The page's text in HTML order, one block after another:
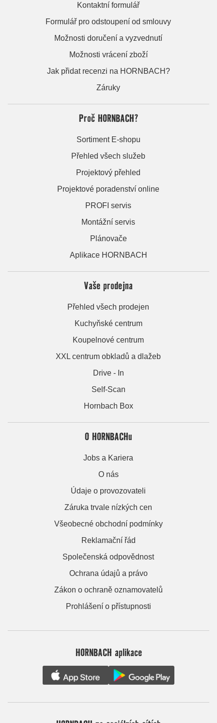
Kontaktní formulář
Formulář pro odstoupení od smlouvy
Možnosti doručení a vyzvednutí
Možnosti vrácení zboží
Jak přidat recenzi na HORNBACH?
Záruky
Proč HORNBACH?
Sortiment E-shopu
Přehled všech služeb
Projektový přehled
Projektové poradenství online
PROFI servis
Montážní servis
Plánovače
Aplikace HORNBACH
Vaše prodejna
Přehled všech prodejen
Kuchyňské centrum
Koupelnové centrum
XXL centrum obkladů a dlažeb
Drive - In
Self-Scan
Hornbach Box
O HORNBACHu
Jobs a Kariera
O nás
Údaje o provozovateli
Záruka trvale nízkých cen
Všeobecné obchodní podmínky
Reklamační řád
Společenská odpovědnost
Ochrana údajů a právo
Zákon o ochraně oznamovatelů
Prohlášení o přístupnosti
HORNBACH aplikace